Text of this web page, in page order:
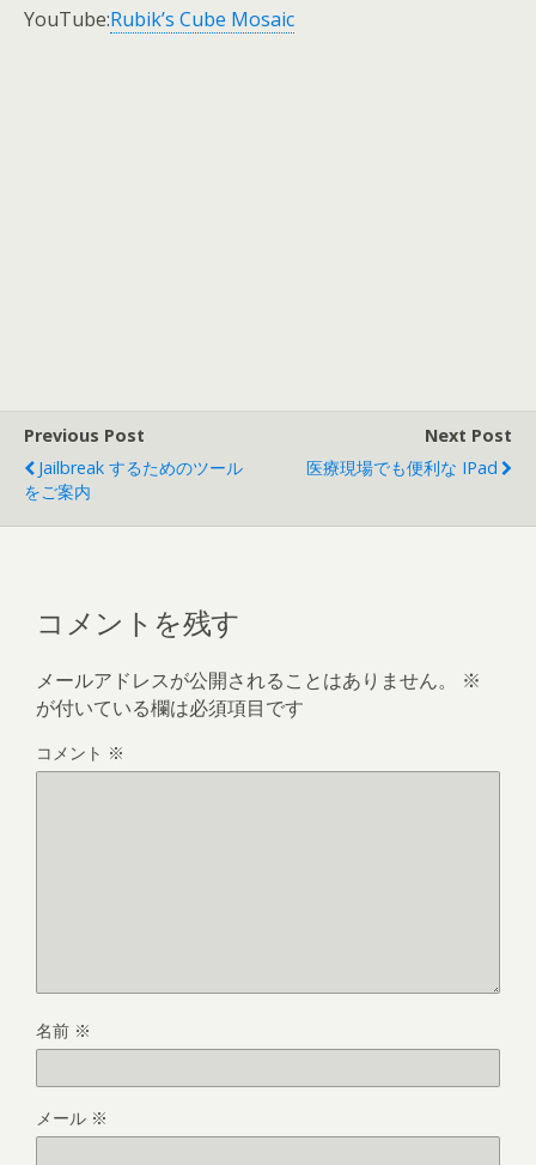
YouTube:Rubik’s Cube Mosaic
Previous Post
Jailbreak するためのツール
をご案内
Next Post
医療現場でも便利な IPad
コメントを残す
メールアドレスが公開されることはありません。
※
が付いている欄は必須項目です
コメント ※
名前 ※
メール ※